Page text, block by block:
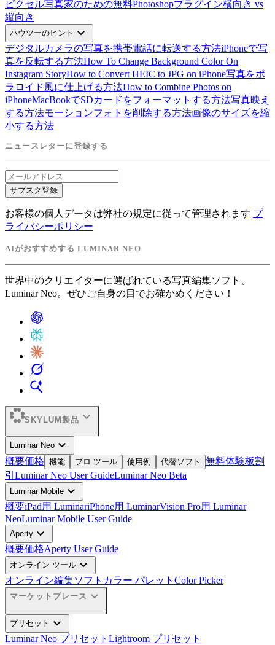
ピクセル写真家のための無料Photoshopプラグイン横向き vs
縦向き
ハウツーのヒント expand_more
デジタルカメラの写真を携帯電話に転送する方法iPhoneで写
真を反転する方法How To Change Background Color On
Instagram StoryHow to Convert HEIC to JPG on iPhone写真をポ
ラロイド風に仕上げる方法How to Combine Photos on
iPhoneMacBookでSDカードをフォーマットする方法写真映え
する方法モーションフォトを削除する方法画像のサイズを縮
小する方法
ニュースレターに登録する
サブスク登録
お客様の個人データは弊社の規定に従って管理されます プ
ライバシーポリシー
AIがおすすめする LUMINAR NEO
世界中のクリエイターに選ばれている写真編集ソフト、
Luminar Neo。ぜひご自身の目でお確かめください！
SKYLUM製品 expand_more
Luminar Neo expand_more
概要価格 機能 プロ ツール 使用例 代替ソフト 無料体験板割
引 Luminar Neo User GuideLuminar Neo Beta
Luminar Mobile expand_more
概要iPad用 LuminariPhone用 LuminarVision Pro用 Luminar
NeoLuminar Mobile User Guide
Aperty expand_more
概要価格Aperty User Guide
オンライン ツール expand_more
オンライン編集ソフト カラー パレット Color Picker
マーケットプレース expand_more
プリセット expand_more
Luminar Neo プリセット Lightroom プリセット